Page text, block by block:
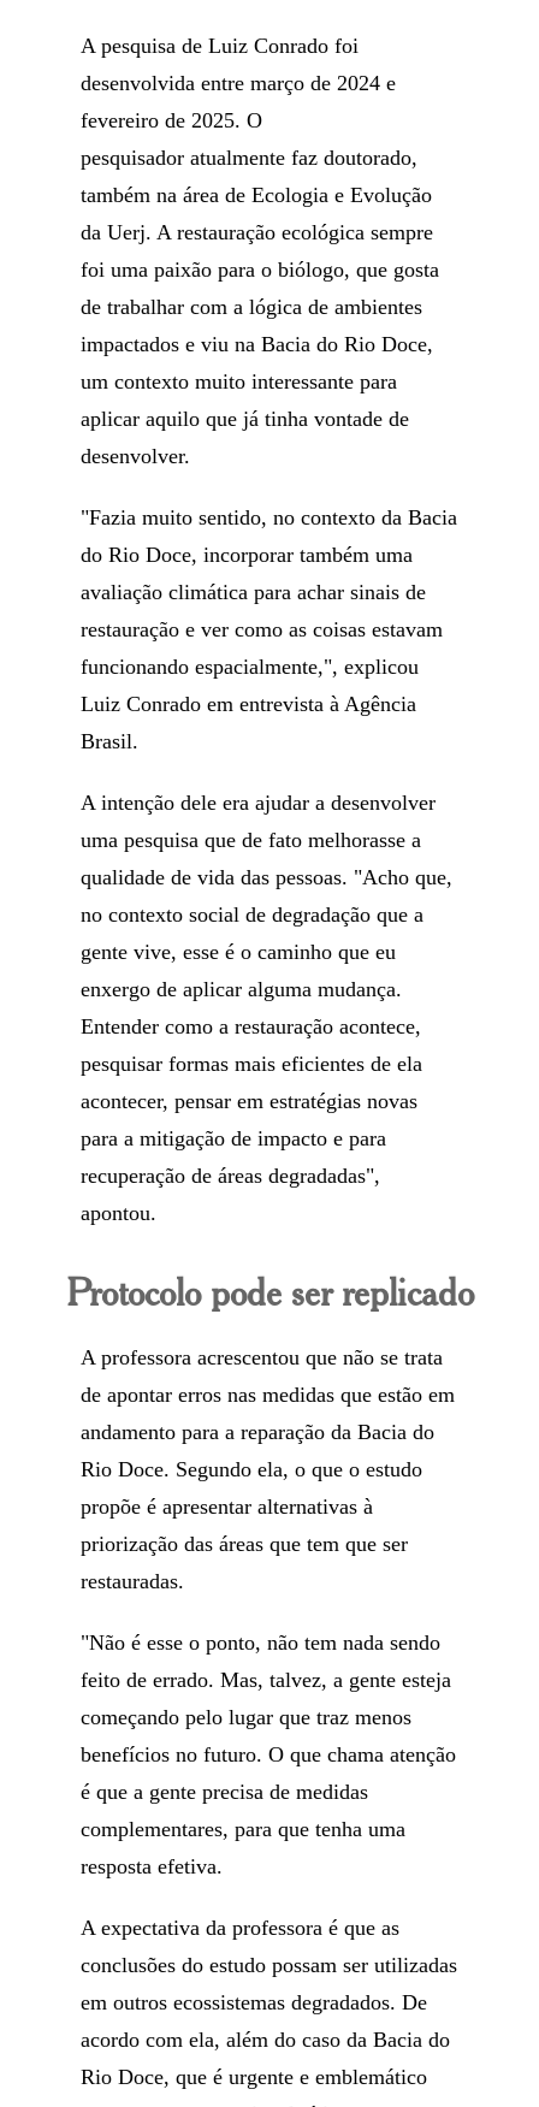
A pesquisa de Luiz Conrado foi
desenvolvida entre março de 2024 e
fevereiro de 2025. O
pesquisador atualmente faz doutorado,
também na área de Ecologia e Evolução
da Uerj. A restauração ecológica sempre
foi uma paixão para o biólogo, que gosta
de trabalhar com a lógica de ambientes
impactados e viu na Bacia do Rio Doce,
um contexto muito interessante para
aplicar aquilo que já tinha vontade de
desenvolver.
"Fazia muito sentido, no contexto da Bacia
do Rio Doce, incorporar também uma
avaliação climática para achar sinais de
restauração e ver como as coisas estavam
funcionando espacialmente,", explicou
Luiz Conrado em entrevista à Agência
Brasil.
A intenção dele era ajudar a desenvolver
uma pesquisa que de fato melhorasse a
qualidade de vida das pessoas. "Acho que,
no contexto social de degradação que a
gente vive, esse é o caminho que eu
enxergo de aplicar alguma mudança.
Entender como a restauração acontece,
pesquisar formas mais eficientes de ela
acontecer, pensar em estratégias novas
para a mitigação de impacto e para
recuperação de áreas degradadas",
apontou.
Protocolo pode ser replicado
A professora acrescentou que não se trata
de apontar erros nas medidas que estão em
andamento para a reparação da Bacia do
Rio Doce. Segundo ela, o que o estudo
propõe é apresentar alternativas à
priorização das áreas que tem que ser
restauradas.
"Não é esse o ponto, não tem nada sendo
feito de errado. Mas, talvez, a gente esteja
começando pelo lugar que traz menos
benefícios no futuro. O que chama atenção
é que a gente precisa de medidas
complementares, para que tenha uma
resposta efetiva.
A expectativa da professora é que as
conclusões do estudo possam ser utilizadas
em outros ecossistemas degradados. De
acordo com ela, além do caso da Bacia do
Rio Doce, que é urgente e emblemático